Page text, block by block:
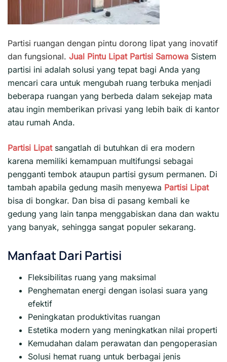
Partisi ruangan dengan pintu dorong lipat yang inovatif
dan fungsional. Jual Pintu Lipat Partisi Samowa Sistem
partisi ini adalah solusi yang tepat bagi Anda yang
mencari cara untuk mengubah ruang terbuka menjadi
beberapa ruangan yang berbeda dalam sekejap mata
atau ingin memberikan privasi yang lebih baik di kantor
atau rumah Anda.
Partisi Lipatsangatlah di butuhkan di era modern
karena memiliki kemampuan multifungsi sebagai
pengganti tembok ataupun partisi gysum permanen. Di
tambah apabila gedung masih menyewa Partisi Lipat
bisa di bongkar. Dan bisa di pasang kembali ke
gedung yang lain tanpa menggabiskan dana dan waktu
yang banyak, sehingga sangat populer sekarang.
Manfaat Dari Partisi
Fleksibilitas ruang yang maksimal
Penghematan energi dengan isolasi suara yang
efektif
Peningkatan produktivitas ruangan
Estetika modern yang meningkatkan nilai properti
Kemudahan dalam perawatan dan pengoperasian
Solusi hemat ruang untuk berbagai jenis